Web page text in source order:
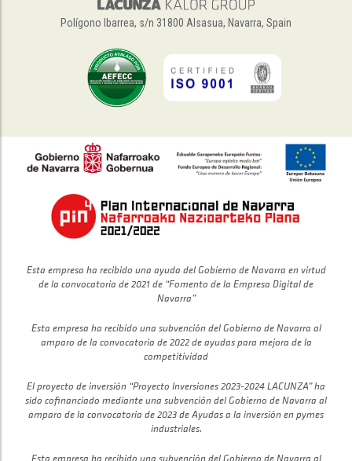
Polígono Ibarrea, s/n 31800 Alsasua, Navarra, Spain
Esta empresa ha recibido una ayuda del Gobierno de Navarra en virtud
de la convocatoria de 2021 de “Fomento de la Empresa Digital de
Navarra”
Esta empresa ha recibido una subvención del Gobierno de Navarra al
amparo de la convocatoria de 2022 de ayudas para mejora de la
competitividad
El proyecto de inversión “Proyecto Inversiones 2023-2024 LACUNZA” ha
sido cofinanciado mediante una subvención del Gobierno de Navarra al
amparo de la convocatoria de 2023 de Ayudas a la inversión en pymes
industriales.